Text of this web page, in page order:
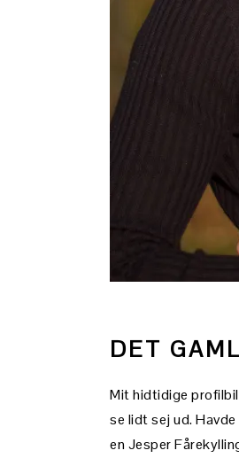
DET
Mit hidtidige
se lidt sej ud.
en Jesper